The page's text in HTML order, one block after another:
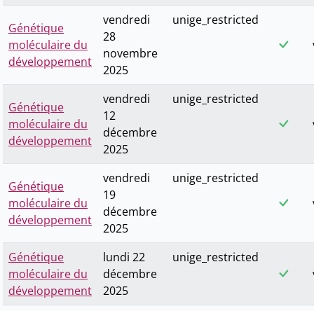
Génétique
moléculaire du
développement
vendredi
28
novembre
2025
unige_restricted
Génétique
moléculaire du
développement
vendredi
12
décembre
2025
unige_restricted
Génétique
moléculaire du
développement
vendredi
19
décembre
2025
unige_restricted
Génétique
moléculaire du
développement
lundi 22
décembre
2025
unige_restricted